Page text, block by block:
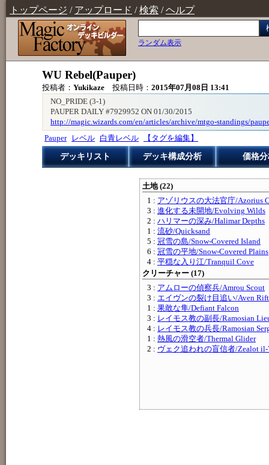
トップページ / アップロード /検索 /ヘルプ
ランダム表示
WU Rebel(Pauper)
投稿者： Yukikaze 投稿日時： 2015年07月08日 13:41
NO_PRIDE (3-1)
PAUPER DAILY #7929952 ON 01/30/2015
http://magic.wizards.com/en/articles/archive/mtgo-standings/
Pauper
レベル 白青レベル 【タグを編集】
デッキリスト デッキ構成分析 価格
土地 (22)
1 : アゾリウスの大法官庁/Azorius
3 : 進化する未開地/Evolving Wilds
2 : ハリマーの深み/Halimar Depths
1 : 流砂/Quicksand
5 : 冠雪の島/Snow-Covered Island
6 : 冠雪の平地/Snow-Covered Plains
4 : 平穏な入り江/Tranquil Cove
クリーチャー (17)
3 : アムローの偵察兵/Amrou Scout
3 : エイヴンの裂け目追い/Aven
1 : 果敢な隼/Defiant Falcon
3 : レイモス教の副長/Ramosian
4 : レイモス教の兵長/Ramosian
1 : 熱風の滑空者/Thermal Glider
2 : ヴェク追われの盲信者/Zealot il-